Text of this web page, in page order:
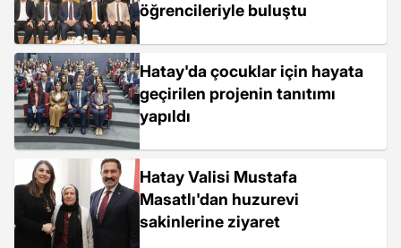
öğrencileriyle buluştu
Hatay'da çocuklar için hayata
geçirilen projenin tanıtımı
yapıldı
Hatay Valisi Mustafa
Masatlı'dan huzurevi
sakinlerine ziyaret